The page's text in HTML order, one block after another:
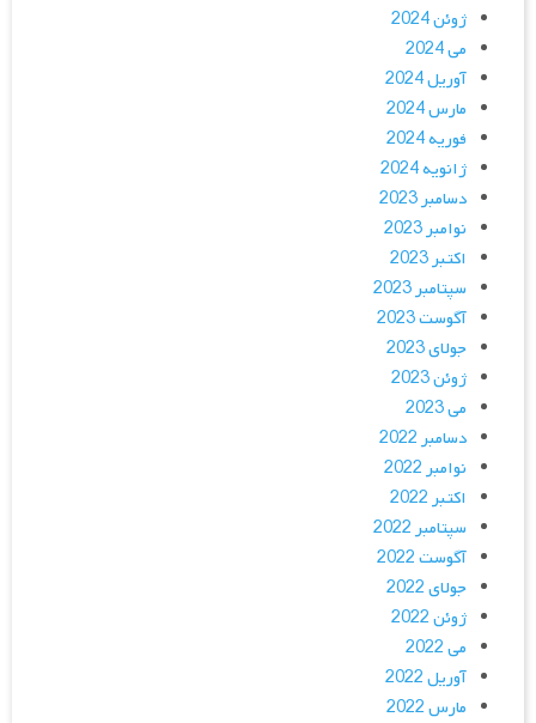
ژوئن 2024
می 2024
آوریل 2024
مارس 2024
فوریه 2024
ژانویه 2024
دسامبر 2023
نوامبر 2023
اکتبر 2023
سپتامبر 2023
آگوست 2023
جولای 2023
ژوئن 2023
می 2023
دسامبر 2022
نوامبر 2022
اکتبر 2022
سپتامبر 2022
آگوست 2022
جولای 2022
ژوئن 2022
می 2022
آوریل 2022
مارس 2022